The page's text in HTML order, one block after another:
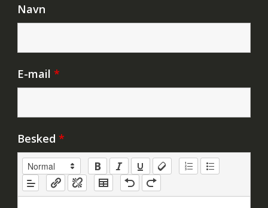
Navn
E-mail *
Besked *